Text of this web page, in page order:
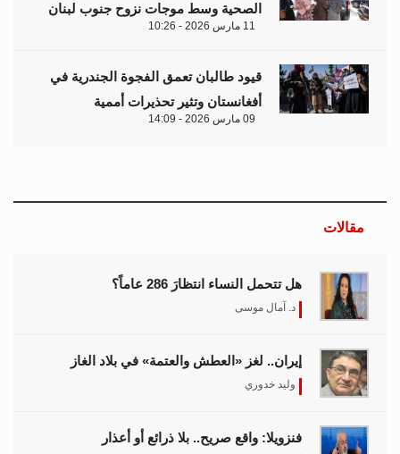
الصحية وسط موجات نزوح جنوب لبنان
11 مارس 2026 - 10:26
قيود طالبان تعمق الفجوة الجندرية في
أفغانستان وتثير تحذيرات أممية
09 مارس 2026 - 14:09
مقالات
هل تتحمل النساء انتظارَ 286 عاماً؟
د. آمال موسى
إيران.. لغز «العطش والعتمة» في بلاد الغاز
وليد خدوري
فنزويلا: واقع صريح.. بلا ذرائع أو أعذار